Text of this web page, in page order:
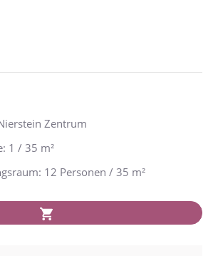
Zentrum
1 / 35 m²
12 Personen / 35 m²